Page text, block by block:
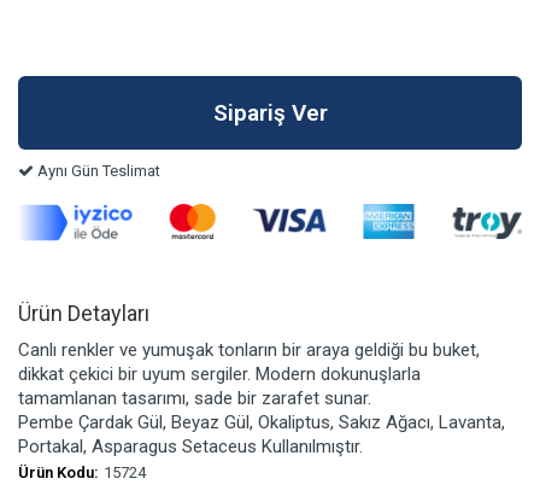
Aynı Gün Teslimat
Ürün Detayları
Canlı renkler ve yumuşak tonların bir araya geldiği bu buket,
dikkat çekici bir uyum sergiler. Modern dokunuşlarla
tamamlanan tasarımı, sade bir zarafet sunar.
Pembe Çardak Gül, Beyaz Gül, Okaliptus, Sakız Ağacı, Lavanta,
Portakal, Asparagus Setaceus Kullanılmıştır.
Ürün Kodu: 15724